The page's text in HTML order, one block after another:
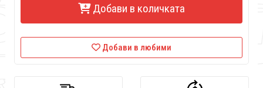
Добави в количката
Добави в любими